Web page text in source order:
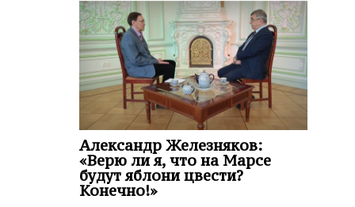
Александр Железняков:
«Верю ли я, что на Марсе
будут яблони цвести?
Конечно!»